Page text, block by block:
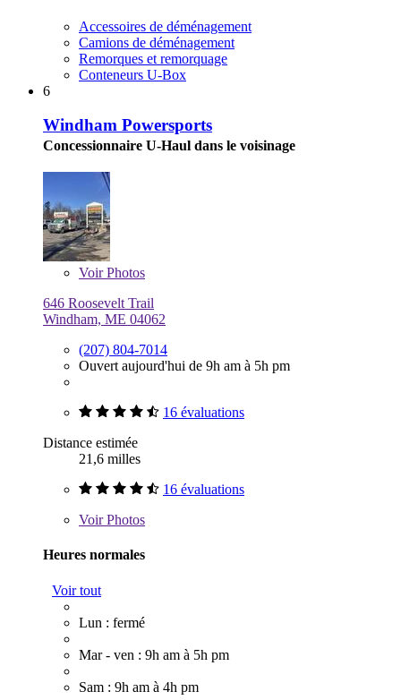
Accessoires de déménagement
Camions de déménagement
Remorques et remorquage
Conteneurs U-Box
6
Windham Powersports
Concessionnaire U-Haul dans le voisinage
VoirPhotos
646 Roosevelt Trail
Windham, ME 04062
(207) 804-7014
Ouvert aujourd'hui de 9h am à 5h pm
16 évaluations
Distance estimée
21,6 milles
16 évaluations
VoirPhotos
Heures normales
Voir tout
Lun : fermé
Mar - ven : 9h am à 5h pm
Sam : 9h am à 4h pm